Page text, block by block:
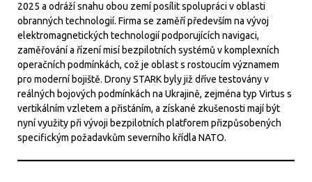
2025 a odráží snahu obou zemí posílit spolupráci v oblasti
obranných technologií. Firma se zaměří především na vývoj
elektromagnetických technologií podporujících navigaci,
zaměřování a řízení misí bezpilotních systémů v komplexních
operačních podmínkách, což je oblast s rostoucím významem
pro moderní bojiště. Drony STARK byly již dříve testovány v
reálných bojových podmínkách na Ukrajině, zejména typ Virtus s
vertikálním vzletem a přistáním, a získané zkušenosti mají být
nyní využity při vývoji bezpilotních platforem přizpůsobených
specifickým požadavkům severního křídla NATO.